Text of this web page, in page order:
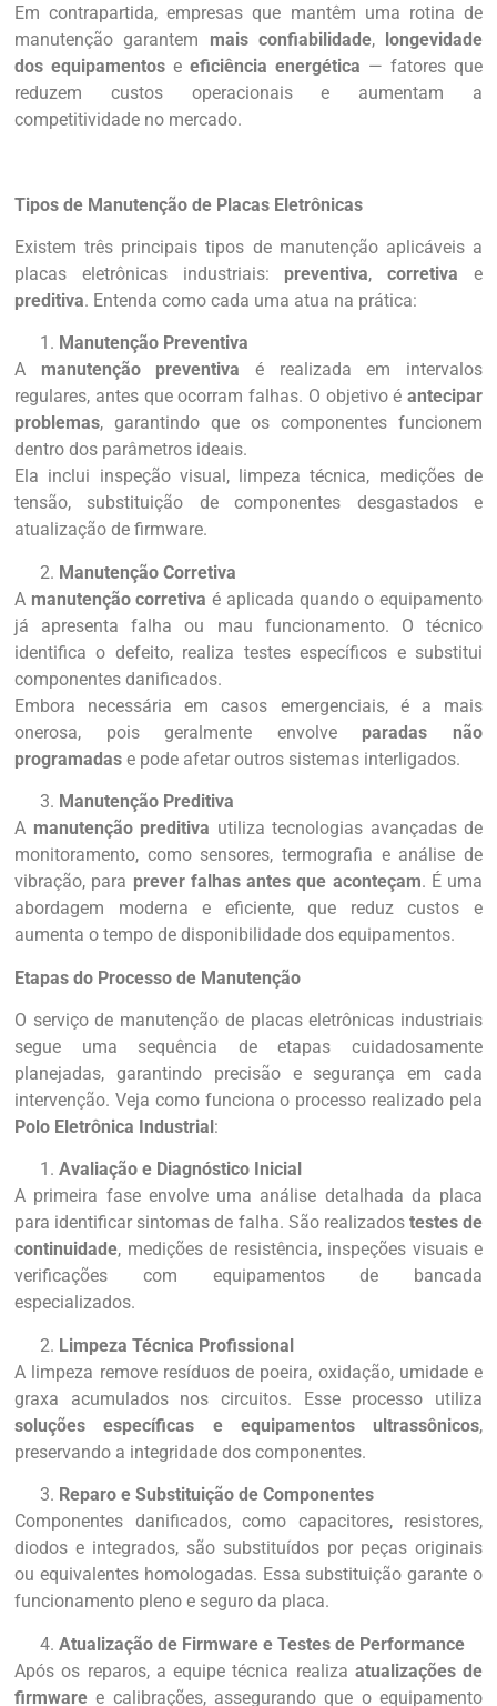
Em contrapartida, empresas que mantêm uma rotina de
manutenção garantem mais confiabilidade, longevidade
dos equipamentos e eficiência energética — fatores que
reduzem custos operacionais e aumentam a
competitividade no mercado.
Tipos de Manutenção de Placas Eletrônicas
Existem três principais tipos de manutenção aplicáveis a
placas eletrônicas industriais: preventiva,corretiva e
preditiva. Entenda como cada uma atua na prática:
Manutenção Preventiva
A manutenção preventiva é realizada em intervalos
regulares, antes que ocorram falhas. O objetivo é antecipar
problemas, garantindo que os componentes funcionem
dentro dos parâmetros ideais.
Ela inclui inspeção visual, limpeza técnica, medições de
tensão, substituição de componentes desgastados e
atualização de firmware.
Manutenção Corretiva
A manutenção corretiva é aplicada quando o equipamento
já apresenta falha ou mau funcionamento. O técnico
identifica o defeito, realiza testes específicos e substitui
componentes danificados.
Embora necessária em casos emergenciais, é a mais
onerosa, pois geralmente envolve paradas não
programadas e pode afetar outros sistemas interligados.
Manutenção Preditiva
A manutenção preditiva utiliza tecnologias avançadas de
monitoramento, como sensores, termografia e análise de
vibração, para prever falhas antes que aconteçam. É uma
abordagem moderna e eficiente, que reduz custos e
aumenta o tempo de disponibilidade dos equipamentos.
Etapas do Processo de Manutenção
O serviço de manutenção de placas eletrônicas industriais
segue uma sequência de etapas cuidadosamente
planejadas, garantindo precisão e segurança em cada
intervenção. Veja como funciona o processo realizado pela
Polo Eletrônica Industrial:
Avaliação e Diagnóstico Inicial
A primeira fase envolve uma análise detalhada da placa
para identificar sintomas de falha. São realizados testes de
continuidade, medições de resistência, inspeções visuais e
verificações com equipamentos de bancada
especializados.
Limpeza Técnica Profissional
A limpeza remove resíduos de poeira, oxidação, umidade e
graxa acumulados nos circuitos. Esse processo utiliza
soluções específicas e equipamentos ultrassônicos,
preservando a integridade dos componentes.
Reparo e Substituição de Componentes
Componentes danificados, como capacitores, resistores,
diodos e integrados, são substituídos por peças originais
ou equivalentes homologadas. Essa substituição garante o
funcionamento pleno e seguro da placa.
Atualização de Firmware e Testes de Performance
Após os reparos, a equipe técnica realiza atualizações de
firmware e calibrações, assegurando que o equipamento